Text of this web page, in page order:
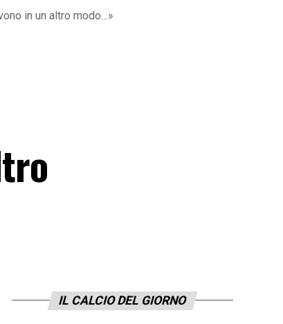
in un altro modo…»
IL CALCIO DEL GIORNO